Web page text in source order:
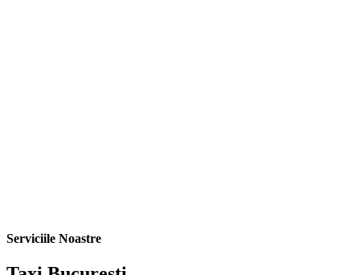
Serviciile Noastre